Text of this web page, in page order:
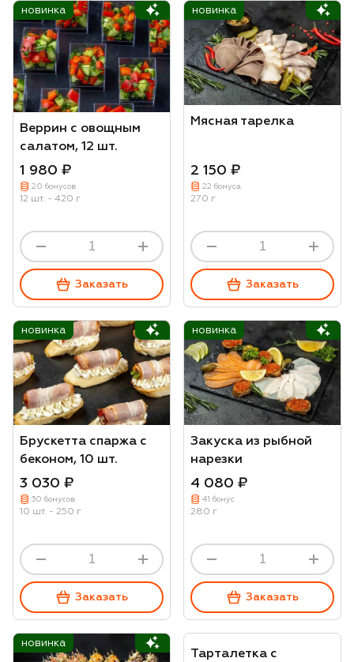
новинка
Веррин с овощным
салатом, 12 шт.
1 980 ₽
20 бонусов
12 шт. - 420 г
Заказать
новинка
Мясная тарелка
2 150 ₽
22 бонуса
270 г
Заказать
новинка
Брускетта спаржа с
беконом, 10 шт.
3 030 ₽
30 бонусов
10 шт. - 250 г
Заказать
новинка
Закуска из рыбной
нарезки
4 080 ₽
41 бонус
280 г
Заказать
новинка
Тарталетка с